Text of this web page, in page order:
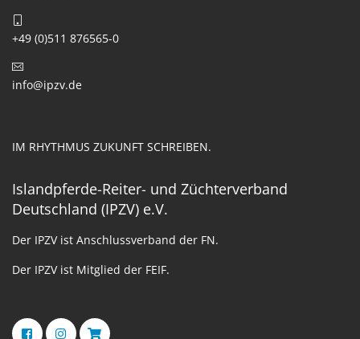
+49 (0)511 876565-0
info@ipzv.de
IM RHYTHMUS ZUKUNFT SCHREIBEN.
Islandpferde-Reiter- und Züchterverband
Deutschland (IPZV) e.V.
Der IPZV ist Anschlussverband der FN.
Der IPZV ist Mitglied der FEIF.